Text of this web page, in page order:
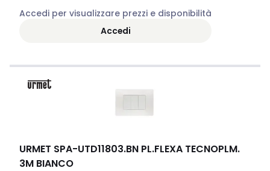
Accedi per visualizzare prezzi e disponibilità
Accedi
URMET SPA-UTD11803.BN PL.FLEXA TECNOPLM.
3M BIANCO